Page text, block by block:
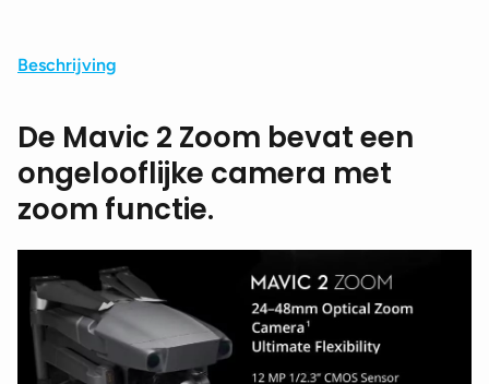
Beschrijving
De Mavic 2 Zoom bevat een
ongelooflijke camera met
zoom functie.